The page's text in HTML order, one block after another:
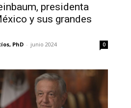
presidenta
y sus grandes
PhD - junio 2024 0